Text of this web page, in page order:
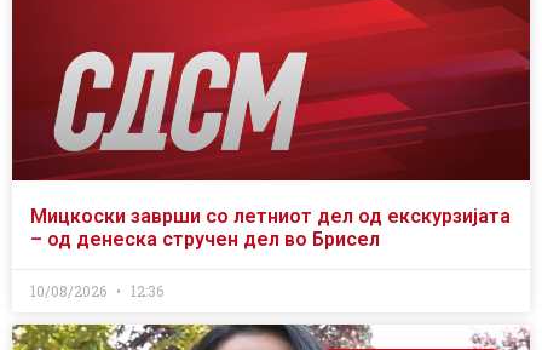
Мицкоски заврши со летниот дел од екскурзијата
– од денеска стручен дел во Брисел
10/08/2026 12:36